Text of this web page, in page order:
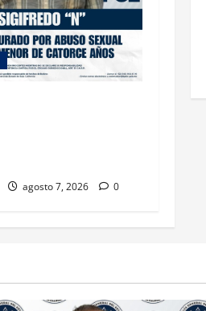
agosto 7, 2026 0